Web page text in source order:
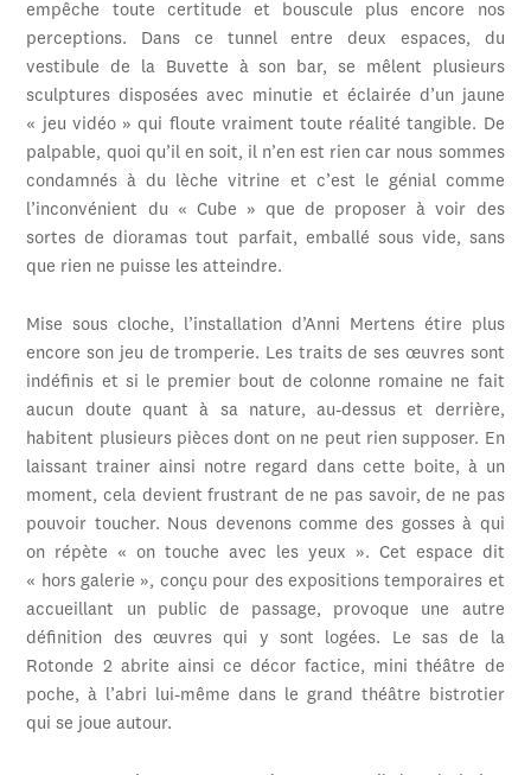
empêche toute certitude et bouscule plus encore nos
perceptions. Dans ce tunnel entre deux espaces, du
vestibule de la Buvette à son bar, se mêlent plusieurs
sculptures disposées avec minutie et éclairée d’un jaune
« jeu vidéo » qui floute vraiment toute réalité tangible. De
palpable, quoi qu’il en soit, il n’en est rien car nous sommes
condamnés à du lèche vitrine et c’est le génial comme
l’inconvénient du « Cube » que de proposer à voir des
sortes de dioramas tout parfait, emballé sous vide, sans
que rien ne puisse les atteindre.
Mise sous cloche, l’installation d’Anni Mertens étire plus
encore son jeu de tromperie. Les traits de ses œuvres sont
indéfinis et si le premier bout de colonne romaine ne fait
aucun doute quant à sa nature, au-dessus et derrière,
habitent plusieurs pièces dont on ne peut rien supposer. En
laissant trainer ainsi notre regard dans cette boite, à un
moment, cela devient frustrant de ne pas savoir, de ne pas
pouvoir toucher. Nous devenons comme des gosses à qui
on répète « on touche avec les yeux ». Cet espace dit
« hors galerie », conçu pour des expositions temporaires et
accueillant un public de passage, provoque une autre
définition des œuvres qui y sont logées. Le sas de la
Rotonde 2 abrite ainsi ce décor factice, mini théâtre de
poche, à l’abri lui-même dans le grand théâtre bistrotier
qui se joue autour.